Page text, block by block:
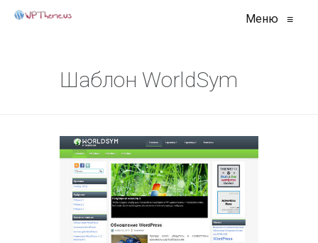
Меню ≡
Шаблон WorldSym